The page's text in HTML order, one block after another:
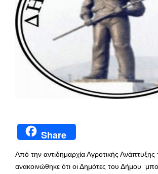
Share
Από την αντιδημαρχία Αγροτικής Ανάπτυξης
ανακοινώθηκε ότι οι Δημότες του Δήμου